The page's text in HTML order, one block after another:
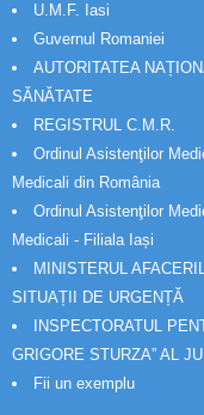
U.M.F. Iasi
Guvernul Romaniei
AUTORITATEA
SĂNĂTATE
REGISTRUL C.M.R.
Ordinul Asistenţilor
Medicali din România
Ordinul Asistenţilor
Medicali - Filiala Iași
MINISTERUL
SITUAȚII DE URGENȚĂ
INSPECTORATUL
GRIGORE STURZA” AL
Fii un exemplu